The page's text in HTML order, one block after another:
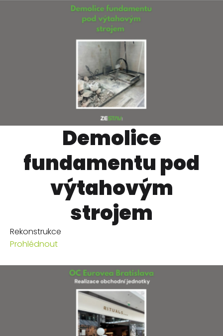
Demolice
fundamentu pod
výtahovým
strojem
Rekonstrukce
Prohlédnout